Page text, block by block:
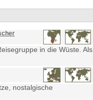
in die Wüste. Als
nostalgische